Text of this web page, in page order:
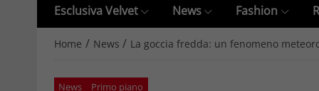
Esclusiva Velvet News Fashion
Home / News / La goccia fredda: un fenomeno
News Primo piano